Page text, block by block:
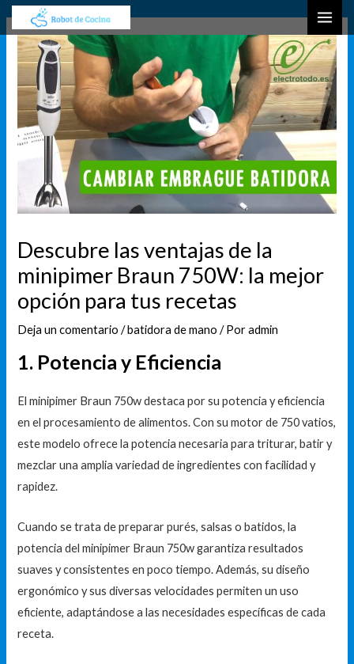
contenido
Descubre las ventajas de la
minipimer Braun 750W: la mejor
opción para tus recetas
Deja un comentario /batidora de mano / Poradmin
1. Potencia y Eficiencia
El minipimer Braun 750w destaca por su potencia y eficiencia
en el procesamiento de alimentos. Con su motor de 750 vatios,
este modelo ofrece la potencia necesaria para triturar, batir y
mezclar una amplia variedad de ingredientes con facilidad y
rapidez.
Cuando se trata de preparar purés, salsas o batidos, la
potencia del minipimer Braun 750w garantiza resultados
suaves y consistentes en poco tiempo. Además, su diseño
ergonómico y sus diversas velocidades permiten un uso
eficiente, adaptándose a las necesidades específicas de cada
receta.
Navegación
de
entradas
u
s
a
r